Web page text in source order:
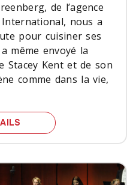
de l’agence
nous a
pour cuisiner ses
même envoyé la
Stacey Kent et de son
comme dans la vie,
CUISINEZ AVEC STACEY